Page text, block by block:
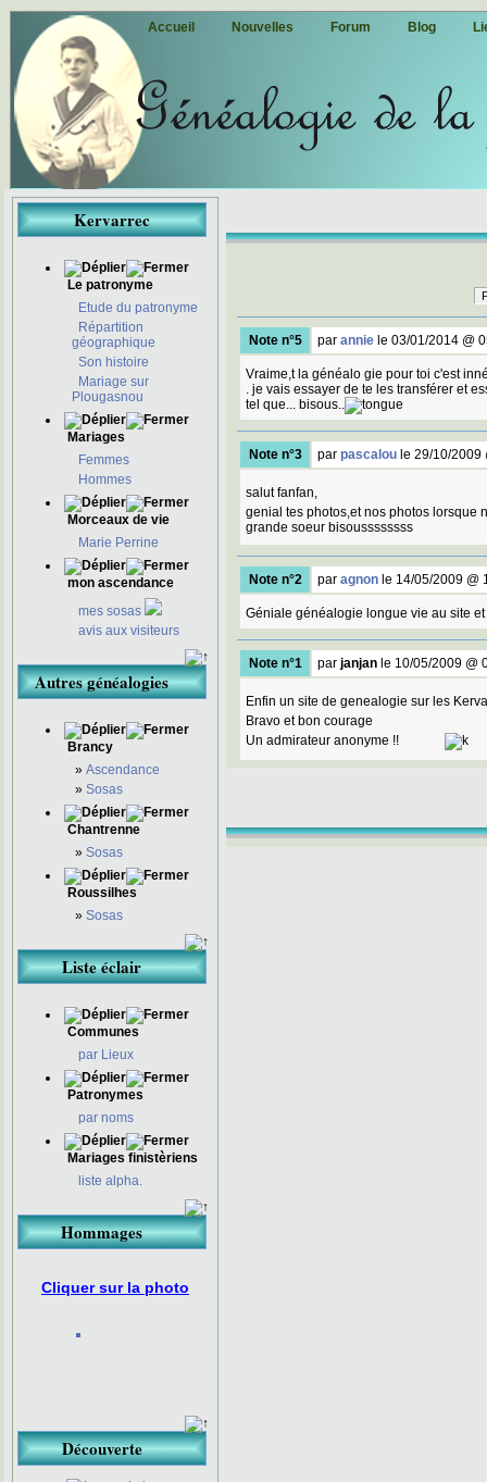
Accueil Nouvelles Forum Blog
Kervarrec
Le patronyme
Etude du patronyme
Répartition
géographique
Son histoire
Mariage sur
Plougasnou
Mariages
Femmes
Hommes
Morceaux de vie
Marie Perrine
mon ascendance
mes sosas
avis aux visiteurs
Autres généalogies
Brancy
» Ascendance
» Sosas
Chantrenne
» Sosas
Roussilhes
» Sosas
Liste éclair
Communes
par Lieux
Patronymes
par noms
Mariages finistèriens
liste alpha.
Hommages
Cliquer sur la photo
Découverte
Note n°5 par annie le 03/01/2014 @
Vraime,t la généalo gie pour toi c'est
. je vais essayer de te les transférer et
tel que... bisous..
Note n°3 par pascalou le 29/10/2009
salut fanfan,
genial tes photos,et nos photos lorsque
grande soeur bisoussssssss
Note n°2 par agnon le 14/05/2009 @
Géniale généalogie longue vie au site
Note n°1 par janjan le 10/05/2009 @
Enfin un site de genealogie sur les
Bravo et bon courage
Un admirateur anonyme !!